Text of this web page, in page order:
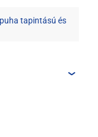
tapintású és